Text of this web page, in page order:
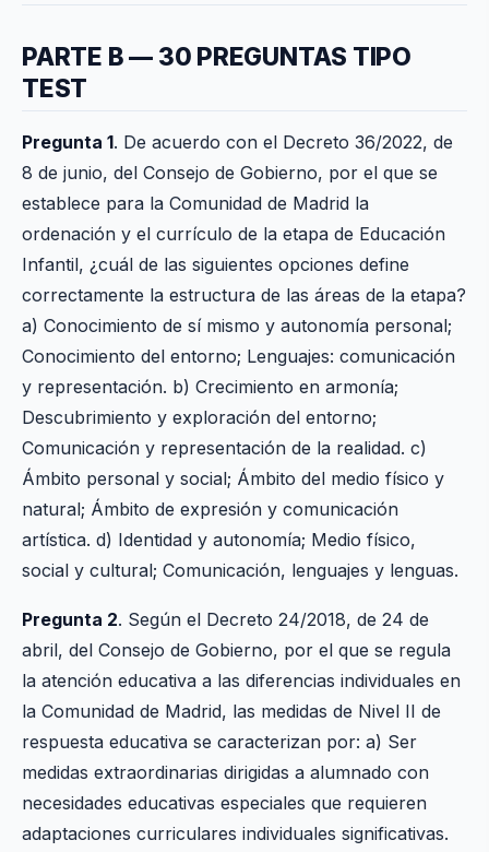
PARTE B — 30 PREGUNTAS TIPO
TEST
Pregunta 1. De acuerdo con el Decreto 36/2022, de
8 de junio, del Consejo de Gobierno, por el que se
establece para la Comunidad de Madrid la
ordenación y el currículo de la etapa de Educación
Infantil, ¿cuál de las siguientes opciones define
correctamente la estructura de las áreas de la etapa?
a) Conocimiento de sí mismo y autonomía personal;
Conocimiento del entorno; Lenguajes: comunicación
y representación. b) Crecimiento en armonía;
Descubrimiento y exploración del entorno;
Comunicación y representación de la realidad. c)
Ámbito personal y social; Ámbito del medio físico y
natural; Ámbito de expresión y comunicación
artística. d) Identidad y autonomía; Medio físico,
social y cultural; Comunicación, lenguajes y lenguas.
Pregunta 2. Según el Decreto 24/2018, de 24 de
abril, del Consejo de Gobierno, por el que se regula
la atención educativa a las diferencias individuales en
la Comunidad de Madrid, las medidas de Nivel II de
respuesta educativa se caracterizan por: a) Ser
medidas extraordinarias dirigidas a alumnado con
necesidades educativas especiales que requieren
adaptaciones curriculares individuales significativas.